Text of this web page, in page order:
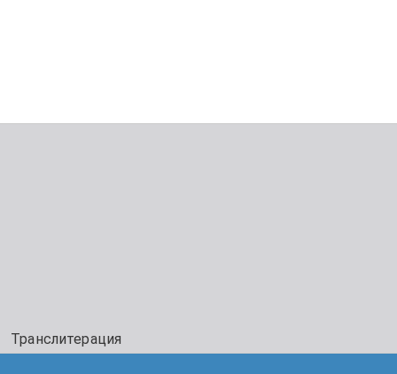
Транслитерация